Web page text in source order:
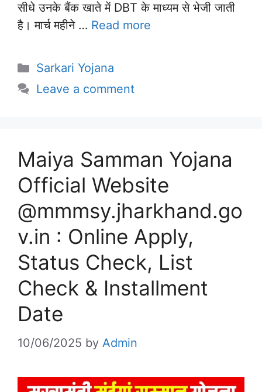
सीधे उनके बैंक खाते में DBT के माध्यम से भेजी जाती
है। मार्च महीने … Read more
Categories
Sarkari Yojana
Leave a comment
Maiya Samman Yojana
Official Website
@mmmsy.jharkhand.go
v.in : Online Apply,
Status Check, List
Check & Installment
Date
10/06/2025 by Admin